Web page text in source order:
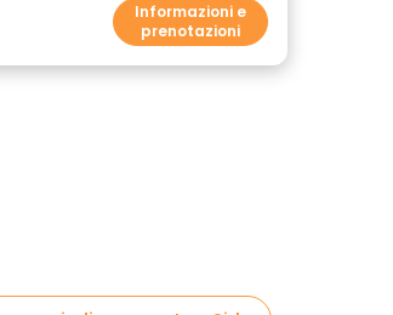
Informazioni e
prenotazioni